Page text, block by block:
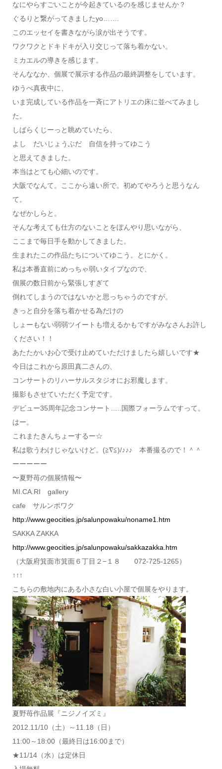
なにやらすごいことが今起きているのを感じませんか？
ぐるりと繋がってきましたyo…….
このエッセイを書きながら涙が出そうです。
ワクワクとドキドキが入り交じって落ち着かない。
ミカエルの導きを感じます。
そんななか、個展で展示する作品の最終調整をしています。
ゆうべ真夜中に、
いま完成している作品を一斉にアトリエの床に並べてみまし
た。
しばらくじーっと眺めていたら、
よし だいじょうぶだ 自信を持ってゆこう
と思えてきました。
本当はとても心細いのです。
大阪でなんて。ここから遠い所で。初めてやろうと思うなん
て。
なぜかしらと。
そんな考えても仕方のないことをぼんやり思いながら、
ここまで毎日手を動かしてきました。
生まれたこの作品たちについてゆこう。とにかく。
私は本番直前にめっちゃ弱いタイプなので、
個展の数日前から緊張しすぎて
倒れてしまうのではないかと思っちゃうのですが。
きっと自分を落ち着かせる為だけの
しょーもない弱弱ツイートも増えるかもですがみなさんお許し
ください！！
あたたかいお心で受け止めていただけましたら嬉しいです★
今日はこれから原田真二さんの、
コンサートのリハーサルスタジオにお邪魔します。
撮影もさせていただく予定です。
デビュー35周年記念コンサート…..国際フォーラムですって。
はー。
これまたきんちょーするー☆
私は歌うわけじゃないけど。(≧∇≦)/♪♪♪ 本番撮るので！＾＾
ーーーーー
〜夏野苺の個展情報〜
MI.CA.RI gallery
cafe サルンポワク
http://www.geocities.jp/salunpowaku/noname1.htm
SAKKA ZAKKA
http://www.geocities.jp/salunpowaku/sakkazakka.htm
‪（大阪府箕面市箕面６丁目２−１８‬ 072-725-1265）
↑↑↑
こちらの敷地内にある小さな白い小屋で個展をやります。
夏野苺作品展『ニジノイズミ』
2012.11/10（土）～11.18（日）
11:00～18:00（最終日は16:00まで）
★11/14（水）は定休日